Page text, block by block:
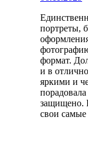
портреты,
формат.
и в
яркими и
защищено.
свои